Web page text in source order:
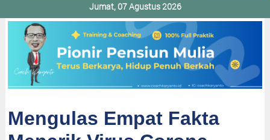
Jumat, 07 Agustus 2026
Mengulas Empat Fakta